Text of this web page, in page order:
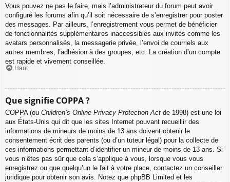
Vous pouvez ne pas le faire, mais l’administrateur du forum peut avoir
configuré les forums afin qu’il soit nécessaire de s’enregistrer pour poster
des messages. Par ailleurs, l’enregistrement vous permet de bénéficier
de fonctionnalités supplémentaires inaccessibles aux invités comme les
avatars personnalisés, la messagerie privée, l’envoi de courriels aux
autres membres, l’adhésion à des groupes, etc. La création d’un compte
est rapide et vivement conseillée.
Haut
Que signifie COPPA ?
COPPA (ou Children’s Online Privacy Protection Act de 1998) est une loi
aux États-Unis qui dit que les sites Internet pouvant recueillir des
informations de mineurs de moins de 13 ans doivent obtenir le
consentement écrit des parents (ou d’un tuteur légal) pour la collecte de
ces informations permettant d’identifier un mineur de moins de 13 ans. Si
vous n’êtes pas sûr que cela s’applique à vous, lorsque vous vous
enregistrez ou que quelqu’un le fait à votre place, contactez un conseiller
juridique pour obtenir son avis. Notez que phpBB Limited et les